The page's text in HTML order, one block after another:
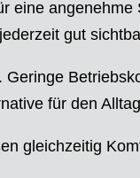
eine angenehme
gut
für den
gleichzeitig